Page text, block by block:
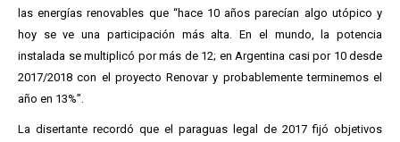
las energías renovables que “hace 10 años parecían algo utópico y
hoy se ve una participación más alta. En el mundo, la potencia
instalada se multiplicó por más de 12; en Argentina casi por 10 desde
2017/2018 con el proyecto Renovar y probablemente terminemos el
año en 13%”.
La disertante recordó que el paraguas legal de 2017 fijó objetivos